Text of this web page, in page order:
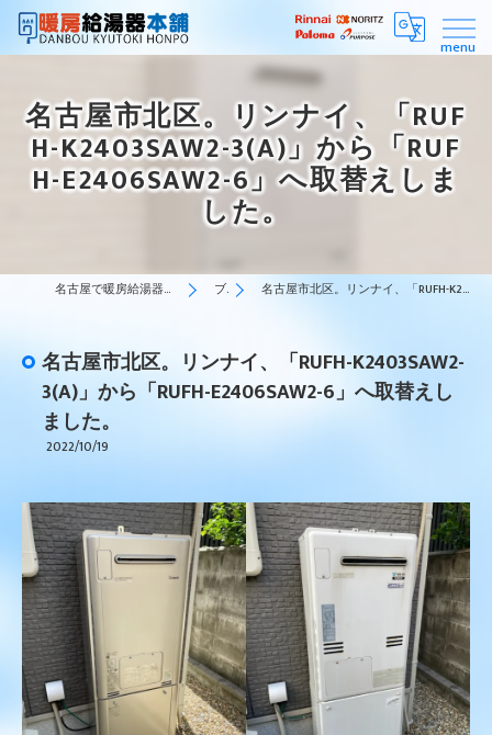
名古屋市北区。リンナイ、「RUF
H-K2403SAW2-3(A)」から「RUF
H-E2406SAW2-6」へ取替えしま
した。
名古屋で暖房給湯器はスピーディーな対応の暖房給湯器本舗 ブログ 名古屋市北区。リンナイ、「RUFH-K2403SAW2-3(A)」から「RUFH-E2406SAW2-6」へ取替えしました。
名古屋市北区。リンナイ、「RUFH-K2403SAW2-
3(A)」から「RUFH-E2406SAW2-6」へ取替えし
ました。
2022/10/19